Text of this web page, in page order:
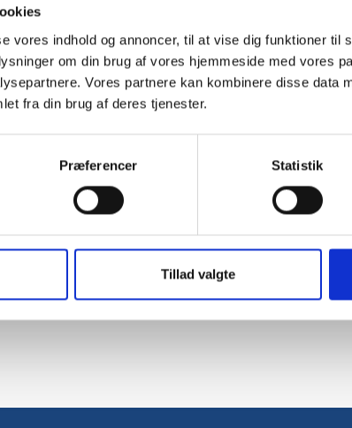
vores indhold og annoncer, til at vise dig funktioner til
om din brug af vores hjemmeside med vores
Vores partnere kan kombinere disse data
fra din brug af deres tjenester.
Præferencer Statistik
Tillad valgte